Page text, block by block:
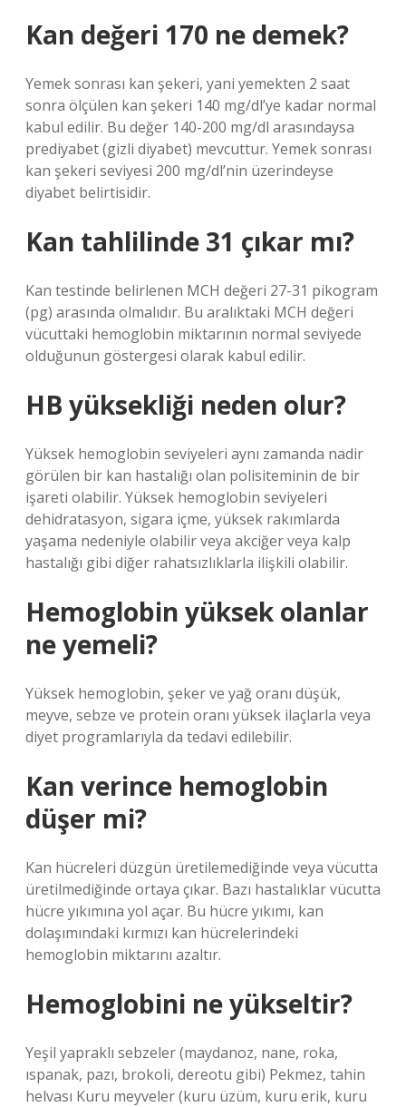
Kan değeri 170 ne demek?
Yemek sonrası kan şekeri, yani yemekten 2 saat
sonra ölçülen kan şekeri 140 mg/dl’ye kadar normal
kabul edilir. Bu değer 140-200 mg/dl arasındaysa
prediyabet (gizli diyabet) mevcuttur. Yemek sonrası
kan şekeri seviyesi 200 mg/dl’nin üzerindeyse
diyabet belirtisidir.
Kan tahlilinde 31 çıkar mı?
Kan testinde belirlenen MCH değeri 27-31 pikogram
(pg) arasında olmalıdır. Bu aralıktaki MCH değeri
vücuttaki hemoglobin miktarının normal seviyede
olduğunun göstergesi olarak kabul edilir.
HB yüksekliği neden olur?
Yüksek hemoglobin seviyeleri aynı zamanda nadir
görülen bir kan hastalığı olan polisiteminin de bir
işareti olabilir. Yüksek hemoglobin seviyeleri
dehidratasyon, sigara içme, yüksek rakımlarda
yaşama nedeniyle olabilir veya akciğer veya kalp
hastalığı gibi diğer rahatsızlıklarla ilişkili olabilir.
Hemoglobin yüksek olanlar
ne yemeli?
Yüksek hemoglobin, şeker ve yağ oranı düşük,
meyve, sebze ve protein oranı yüksek ilaçlarla veya
diyet programlarıyla da tedavi edilebilir.
Kan verince hemoglobin
düşer mi?
Kan hücreleri düzgün üretilemediğinde veya vücutta
üretilmediğinde ortaya çıkar. Bazı hastalıklar vücutta
hücre yıkımına yol açar. Bu hücre yıkımı, kan
dolaşımındaki kırmızı kan hücrelerindeki
hemoglobin miktarını azaltır.
Hemoglobini ne yükseltir?
Yeşil yapraklı sebzeler (maydanoz, nane, roka,
ıspanak, pazı, brokoli, dereotu gibi) Pekmez, tahin
helvası Kuru meyveler (kuru üzüm, kuru erik, kuru